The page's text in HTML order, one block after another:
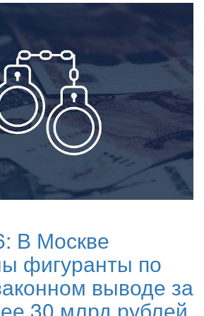
В Москве
фигуранты по
выводе за